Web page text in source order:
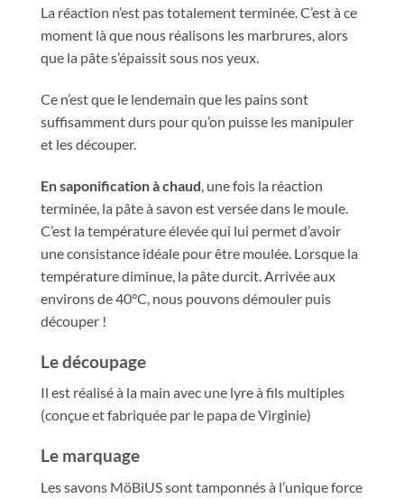
La réaction n’est pas totalement terminée. C’est à ce
moment là que nous réalisons les marbrures, alors
que la pâte s’épaissit sous nos yeux.
Ce n’est que le lendemain que les pains sont
suffisamment durs pour qu’on puisse les manipuler
et les découper.
En saponification à chaud, une fois la réaction
terminée, la pâte à savon est versée dans le moule.
C’est la température élevée qui lui permet d’avoir
une consistance idéale pour être moulée. Lorsque la
température diminue, la pâte durcit. Arrivée aux
environs de 40°C, nous pouvons démouler puis
découper !
Le découpage
Il est réalisé à la main avec une lyre à fils multiples
(conçue et fabriquée par le papa de Virginie)
Le marquage
Les savons MöBiUS sont tamponnés à l’unique force